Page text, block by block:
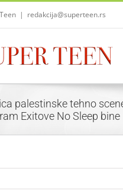
| redakcija@superteen.rs
palestinske tehno
Exitove No Sleep bine